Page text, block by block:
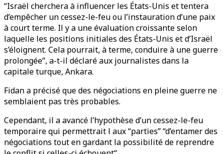
“Israël cherchera à influencer les États-Unis et tentera
d’empêcher un cessez-le-feu ou l’instauration d’une paix
à court terme. Il y a une évaluation croissante selon
laquelle les positions initiales des États-Unis et d’Israël
s’éloignent. Cela pourrait, à terme, conduire à une guerre
prolongée”, a-t-il déclaré aux journalistes dans la
capitale turque, Ankara.
Fidan a précisé que des négociations en pleine guerre ne
semblaient pas très probables.
Cependant, il a avancé l’hypothèse d’un cessez-le-feu
temporaire qui permettrait l aux “parties” “d’entamer des
négociations tout en gardant la possibilité de reprendre